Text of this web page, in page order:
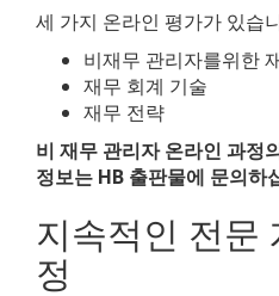
세 가지 온라인 평가가 있습
비재무 관리자를위한
재무 회계 기술
재무 전략
비 재무 관리자 온라인 과정
정보는 HB 출판물에 문의하
지속적인 전문
정